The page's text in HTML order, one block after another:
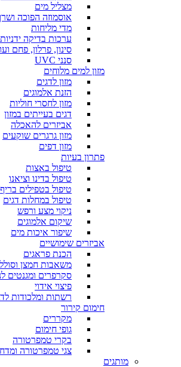
מצליל מים
אוסמוזה הפוכה
מדי מליחות
ערכות בדיקה
סינון, פרלון, פחם
סנני UVC
מזון למים מלוחים
מזון לדגים
הזנת אלמוגים
מזון לחסרי חוליות
דגים בעייתים במזון
אביזרים להאכלה
מזון גרגרים שוקעים
מזון דפים
פתרון בעיות
טיפול באצות
טיפול בדינו וציאנו
טיפול בטפילים בריף
טיפול במחלות דגים
ניקוי מצע ורפש
שיקום אלמוגים
שיפור איכות מים
אביזרים שימושיים
הכנת פראגים
משאבות חמצן
סקרפרים ומגנטים
פיצוי אידוי
רשתות ומלכודות
חימום קירור
מקררים
גופי חימום
בקרי טמפרטורה
צגי טמפרטורה
מותגים